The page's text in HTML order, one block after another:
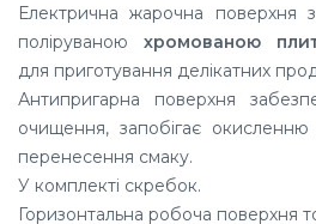
Електрична жарочна поверхня
поліруваною хромованою
для приготування делікатних
Антипригарна поверхня
очищення, запобігає
перенесення смаку.
У комплекті скребок.
Горизонтальна робоча поверхня